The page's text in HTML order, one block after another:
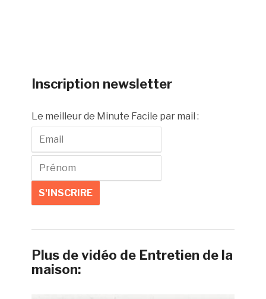
Inscription newsletter
Le meilleur de Minute Facile par mail :
Plus de vidéo de Entretien de la
maison: